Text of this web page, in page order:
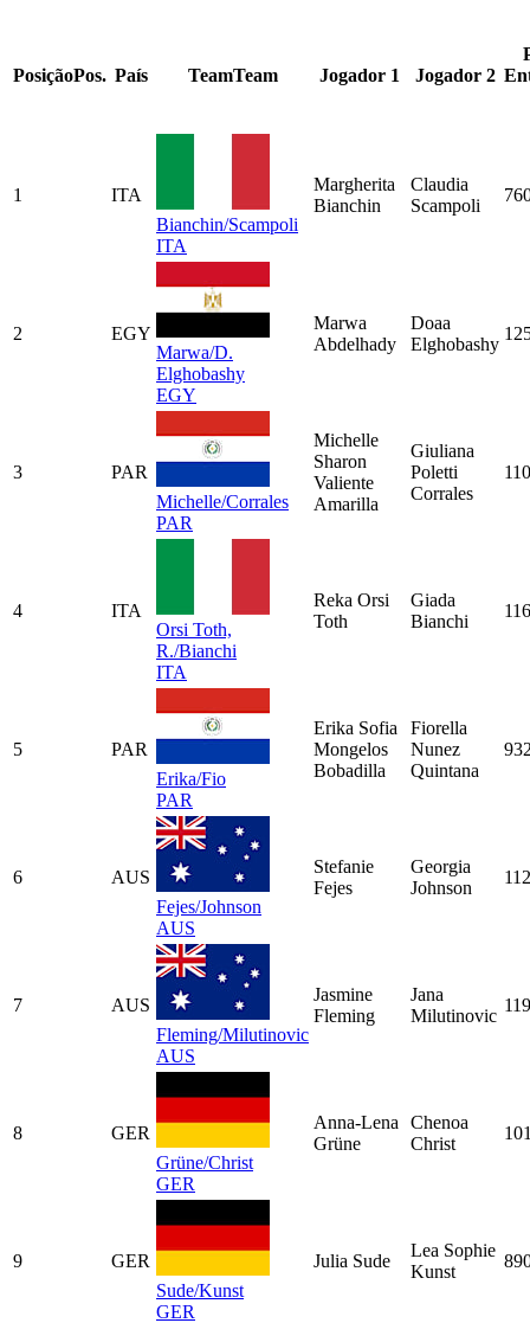
PosiçãoPos. País TeamTeam Jogador 1 Jogador 2
1
ITA
Bianchin/Scampoli
ITA
Margherita
Bianchin
Claudia
Scampoli
2
EGY
Marwa/D.
Elghobashy
EGY
Marwa
Abdelhady
Doaa
Elghobashy
3
PAR
Michelle/Corrales
PAR
Michelle
Sharon
Valiente
Amarilla
Giuliana
Poletti
Corrales
4
ITA
Orsi Toth,
R./Bianchi
ITA
Reka Orsi
Toth
Giada
Bianchi
5
PAR
Erika/Fio
PAR
Erika Sofia
Mongelos
Bobadilla
Fiorella
Nunez
Quintana
6
AUS
Fejes/Johnson
AUS
Stefanie
Fejes
Georgia
Johnson
7
AUS
Fleming/Milutinovic
AUS
Jasmine
Fleming
Jana
Milutinovic
8
GER
Grüne/Christ
GER
Anna-Lena
Grüne
Chenoa
Christ
9
GER
Sude/Kunst
GER
Julia Sude
Lea Sophie
Kunst